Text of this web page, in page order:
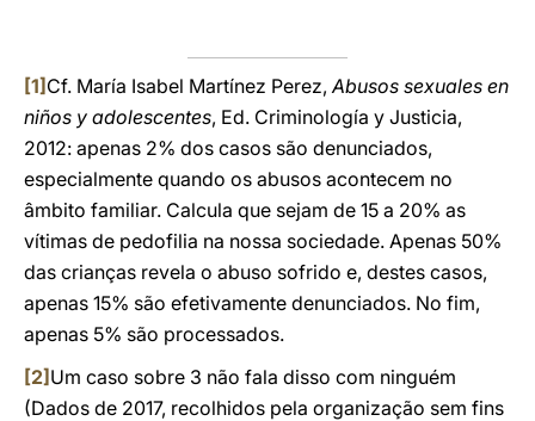
[1] Cf. María Isabel Martínez Perez,Abusos sexuales en
niños y adolescentes, Ed. Criminología y Justicia,
2012: apenas 2% dos casos são denunciados,
especialmente quando os abusos acontecem no
âmbito familiar. Calcula que sejam de 15 a 20% as
vítimas de pedofilia na nossa sociedade. Apenas 50%
das crianças revela o abuso sofrido e, destes casos,
apenas 15% são efetivamente denunciados. No fim,
apenas 5% são processados.
[2] Um caso sobre 3 não fala disso com ninguém
(Dados de 2017, recolhidos pela organização sem fins